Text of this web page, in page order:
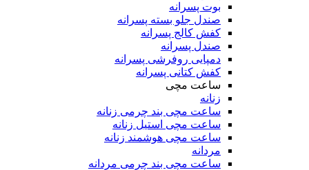
بوت پسرانه
صندل جلو بسته پسرانه
کفش کالج پسرانه
صندل پسرانه
دمپایی روفرشی پسرانه
کفش کتانی پسرانه
ساعت مچی
زنانه
ساعت مچی بند چرمی زنانه
ساعت مچی استیل زنانه
ساعت مچی هوشمند زنانه
مردانه
ساعت مچی بند چرمی مردانه